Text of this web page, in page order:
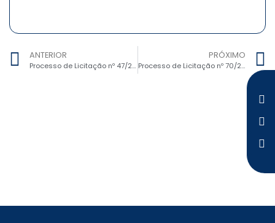
ANTERIOR
Processo de Licitação nº 47/2023, Dispensa de Licitação nº 33/2023 – Reformulação do site AMVAP SAÚDE
PRÓXIMO
Processo de Licitação nº 70/2023, Dispensa de Licitação nº 47/2023 – Manutenção dos veículos